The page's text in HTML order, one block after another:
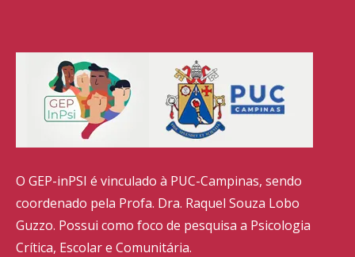
O GEP-inPSI é vinculado à PUC-Campinas, sendo
coordenado pela Profa. Dra. Raquel Souza Lobo
Guzzo. Possui como foco de pesquisa a Psicologia
Crítica, Escolar e Comunitária.